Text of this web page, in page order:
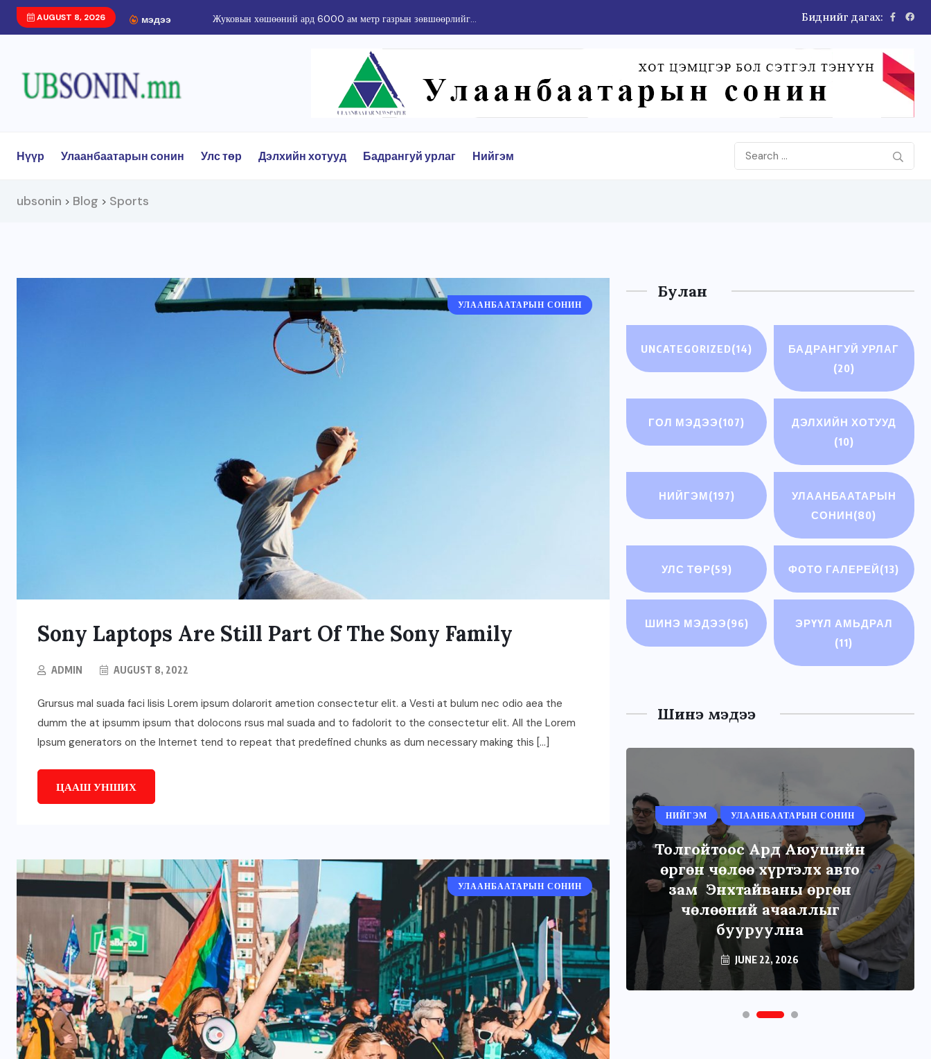
AUGUST 8, 2026 мэдээ Жуковын хөшөөний ард 6000 ам метр газрын зөвшөөрлийг... Биднийг дагах:
Нүүр Улаанбаатарын сонин Улс төр Дэлхийн хотууд Бадрангуй урлаг Нийгэм
ubsonin > Blog > Sports
УЛААНБААТАРЫН СОНИН
Sony Laptops Are Still Part Of The Sony Family
ADMIN AUGUST 8, 2022
Grursus mal suada faci lisis Lorem ipsum dolarorit ametion consectetur elit. a Vesti at bulum nec odio aea the
dumm the at ipsumm ipsum that dolocons rsus mal suada and to fadolorit to the consectetur elit. All the Lorem
Ipsum generators on the Internet tend to repeat that predefined chunks as dum necessary making this […]
ЦААШ УНШИХ
УЛААНБААТАРЫН СОНИН
Булан
UNCATEGORIZED(14)
БАДРАНГУЙ УРЛАГ
(20)
ГОЛ МЭДЭЭ(107)
ДЭЛХИЙН ХОТУУД
(10)
НИЙГЭМ(197)
УЛААНБААТАРЫН
СОНИН(80)
УЛС ТӨР(59) ФОТО ГАЛЕРЕЙ(13)
ШИНЭ МЭДЭЭ(96)
ЭРҮҮЛ АМЬДРАЛ
(11)
Шинэ мэдээ
6000 ам метр газрын
зөвшөөрлийг цуцалж,
цэцэрлэгт хүрээлэн
болгоно
JUNE 22, 2026
“Хүрээ цам-Даншиг наадам
2026” наадмын үеэр”Соёл-
Эрдэнэ” хамтлагийн 55
жилийн ойн шоу болно
JUNE 23, 2026
НИЙГЭМ УЛААНБААТАРЫН СОНИН
Толгойтоос Ард Аюушийн
өргөн чөлөө хүртэлх авто
зам Энхтайваны өргөн
чөлөөний ачааллыг
бууруулна
JUNE 22, 2026